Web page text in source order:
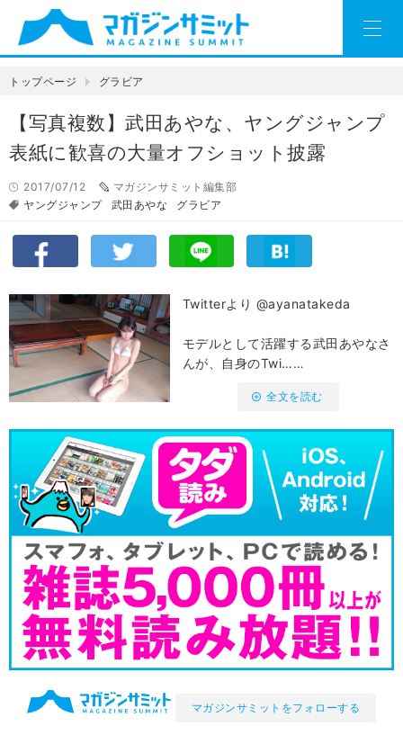
トップページ グラビア
【写真複数】武田あやな、ヤングジャンプ
表紙に歓喜の大量オフショット披露
2017/07/12
マガジンサミット編集部
ヤングジャンプ
武田あやな グラビア
Twitterより @ayanatakeda
モデルとして活躍する武田あやなさ
んが、自身のTwi……
全文を読む
マガジンサミットをフォローする